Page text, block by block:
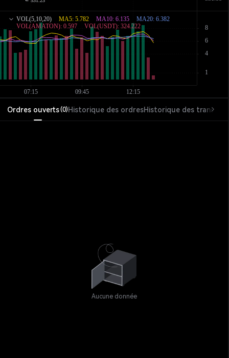
Ordres ouverts(0)Historique des ordresHistorique des
Aucune donnée